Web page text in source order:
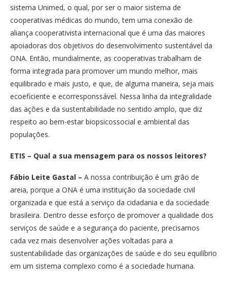
sistema Unimed, o qual, por ser o maior sistema de
cooperativas médicas do mundo, tem uma conexão de
aliança cooperativista internacional que é uma das maiores
apoiadoras dos objetivos do desenvolvimento sustentável da
ONA. Então, mundialmente, as cooperativas trabalham de
forma integrada para promover um mundo melhor, mais
equilibrado e mais justo, e que, de alguma maneira, seja mais
ecoeficiente e ecorresponssável. Nessa linha da integralidade
das ações e da sustentabilidade no sentido amplo, que diz
respeito ao bem-estar biopsicossocial e ambiental das
populações.
ETIS – Qual a sua mensagem para os nossos leitores?
Fábio Leite Gastal – A nossa contribuição é um grão de
areia, porque a ONA é uma instituição da sociedade civil
organizada e que está a serviço da cidadania e da sociedade
brasileira. Dentro desse esforço de promover a qualidade dos
serviços de saúde e a segurança do paciente, precisamos
cada vez mais desenvolver ações voltadas para a
sustentabilidade das organizações de saúde e do seu equilíbrio
em um sistema complexo como é a sociedade humana.